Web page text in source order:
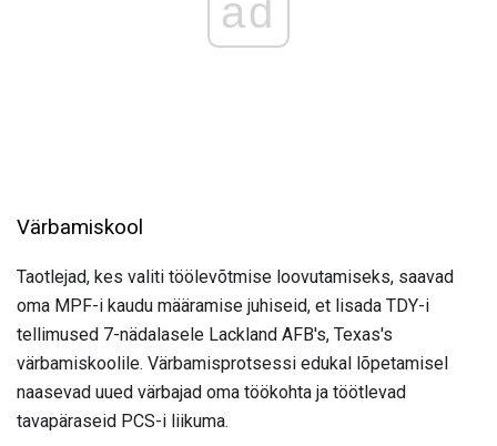
ad
Värbamiskool
Taotlejad, kes valiti töölevõtmise loovutamiseks, saavad
oma MPF-i kaudu määramise juhiseid, et lisada TDY-i
tellimused 7-nädalasele Lackland AFB's, Texas's
värbamiskoolile. Värbamisprotsessi edukal lõpetamisel
naasevad uued värbajad oma töökohta ja töötlevad
tavapäraseid PCS-i liikuma.